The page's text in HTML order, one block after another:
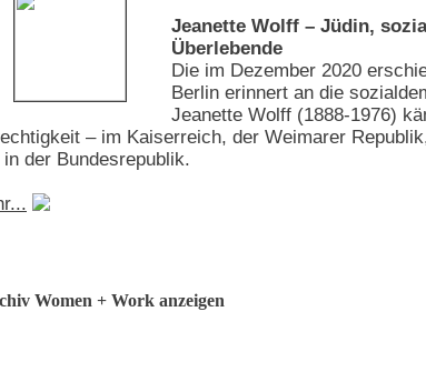
Jeanette Wolff – Jüdin,
Überlebende
Die im Dezember 2020
Berlin erinnert an die
Jeanette Wolff (1888-1976)
– im Kaiserreich, der Weimarer
in der Bundesrepublik.
Women + Work anzeigen